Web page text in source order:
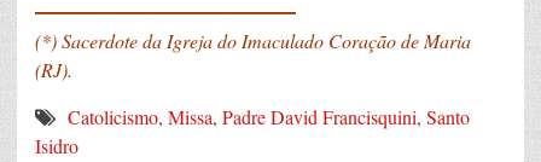
(*) Sacerdote da Igreja do Imaculado Coração de Maria
(RJ).
Catolicismo, Missa, Padre David Francisquini, Santo
Isidro